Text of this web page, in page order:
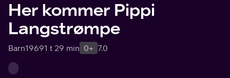
Her kommer Pippi
Langstrømpe
Barn19691 t 29 min 0+ 7.0